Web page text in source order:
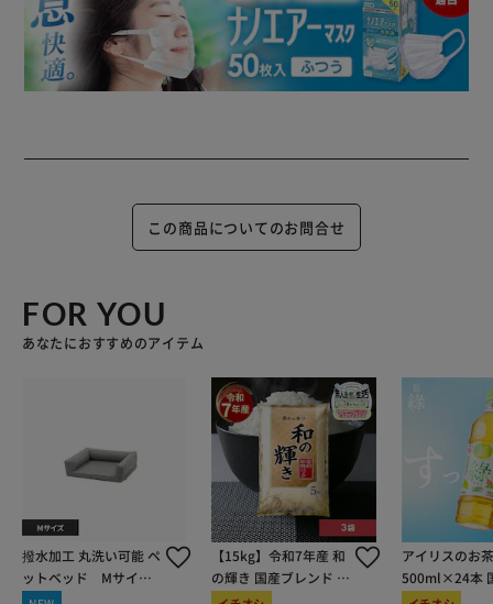
この商品についてのお問合せ
FOR YOU
あなたにおすすめのアイテム
撥水加工 丸洗い可能 ペ
ットベッド Mサイズ
T0182PTBDM-LGY ラ
【15kg】令和7年産 和
の輝き 国産ブレンド 5
kg×3袋
アイリスのお
500ml×24本
100％使用